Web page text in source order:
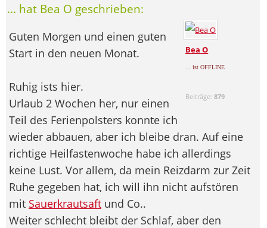
... hat Bea O geschrieben:
Bea O
... ist OFFLINE
Beiträge:879
Guten Morgen und einen guten
Start in den neuen Monat.
Ruhig ists hier.
Urlaub 2 Wochen her, nur einen
Teil des Ferienpolsters konnte ich
wieder abbauen, aber ich bleibe dran. Auf eine
richtige Heilfastenwoche habe ich allerdings
keine Lust. Vor allem, da mein Reizdarm zur Zeit
Ruhe gegeben hat, ich will ihn nicht aufstören
mit Sauerkrautsaft und Co..
Weiter schlecht bleibt der Schlaf, aber den